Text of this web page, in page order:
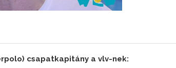
csapatkapitány a vlv-nek: